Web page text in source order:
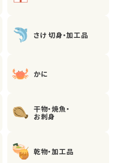
さけ 切身・加工品
かに
干物・焼魚・
お刺身
乾物・加工品